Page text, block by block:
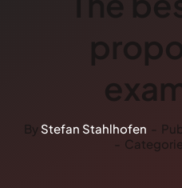
By Stefan Stahlhofen